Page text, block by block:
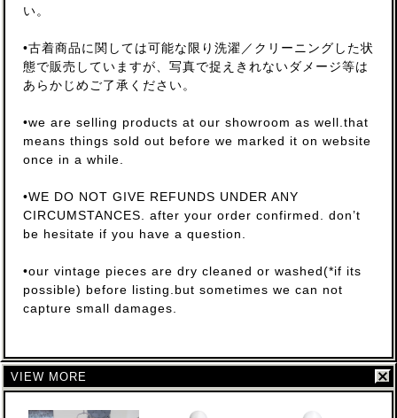
い。
•古着商品に関しては可能な限り洗濯／クリーニングした状
態で販売していますが、写真で捉えきれないダメージ等は
あらかじめご了承ください。
•we are selling products at our showroom as well.that
means things sold out before we marked it on website
once in a while.
•WE DO NOT GIVE REFUNDS UNDER ANY
CIRCUMSTANCES. after your order confirmed. don’t
be hesitate if you have a question.
•our vintage pieces are dry cleaned or washed(*if its
possible) before listing.but sometimes we can not
capture small damages.
VIEW MORE